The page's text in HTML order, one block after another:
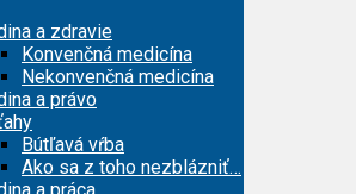
a zdravie
Konvenčná medicína
Nekonvenčná medicína
a právo
Bútľavá vŕba
Ako sa z toho nezblázniť…